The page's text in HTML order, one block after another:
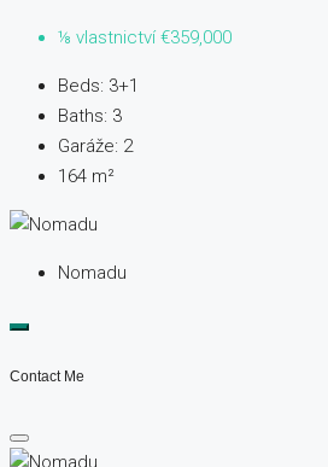
⅛ vlastnictví€359,000
Beds: 3+1
Baths: 3
Garáže: 2
164 m²
Nomadu
Contact Me